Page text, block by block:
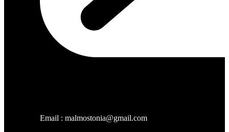
Email : malmostonia@gmail.com